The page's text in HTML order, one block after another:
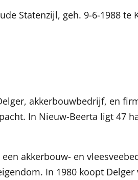
Statenzijl, geh. 9-6-1988
akkerbouwbedrijf, en
In Nieuw-Beerta ligt 47
akkerbouw- en
In 1980 koopt Delger